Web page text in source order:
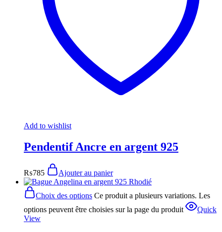
Add to wishlist
Pendentif Ancre en argent 925
₨785 Ajouter au panier
Choix des options Ce produit a plusieurs variations. Les
options peuvent être choisies sur la page du produit
Quick
View